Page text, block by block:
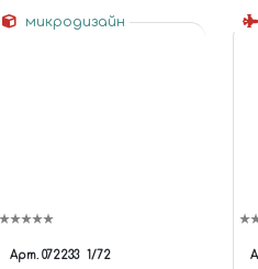
микродизайн
Арт. 072233 1/72